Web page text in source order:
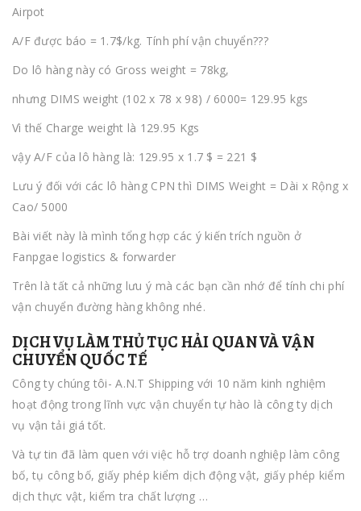
Airpot
A/F được báo = 1.7$/kg. Tính phí vận chuyển???
Do lô hàng này có Gross weight = 78kg,
nhưng DIMS weight (102 x 78 x 98) / 6000= 129.95 kgs
Vì thế Charge weight là 129.95 Kgs
vậy A/F của lô hàng là: 129.95 x 1.7 $ = 221 $
Lưu ý đối với các lô hàng CPN thì DIMS Weight = Dài x Rộng x
Cao/ 5000
Bài viết này là mình tổng hợp các ý kiến trích nguồn ở
Fanpgae logistics & forwarder
Trên là tất cả những lưu ý mà các bạn cần nhớ để tính chi phí
vận chuyển đường hàng không nhé.
DỊCH VỤ LÀM THỦ TỤC HẢI QUAN VÀ VẬN
CHUYỂN QUỐC TẾ
Công ty chúng tôi- A.N.T Shipping với 10 năm kinh nghiệm
hoạt động trong lĩnh vực vận chuyển tự hào là công ty dịch
vụ vận tải giá tốt.
Và tự tin đã làm quen với việc hỗ trợ doanh nghiệp làm công
bố, tụ công bố, giấy phép kiểm dịch động vật, giấy phép kiểm
dịch thực vật, kiểm tra chất lượng …